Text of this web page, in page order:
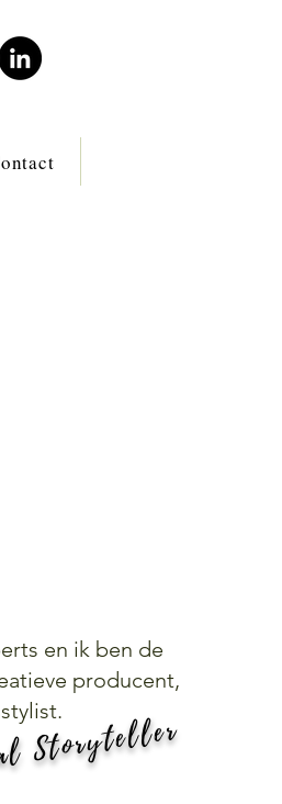
en ik ben de
producent,
Storyteller